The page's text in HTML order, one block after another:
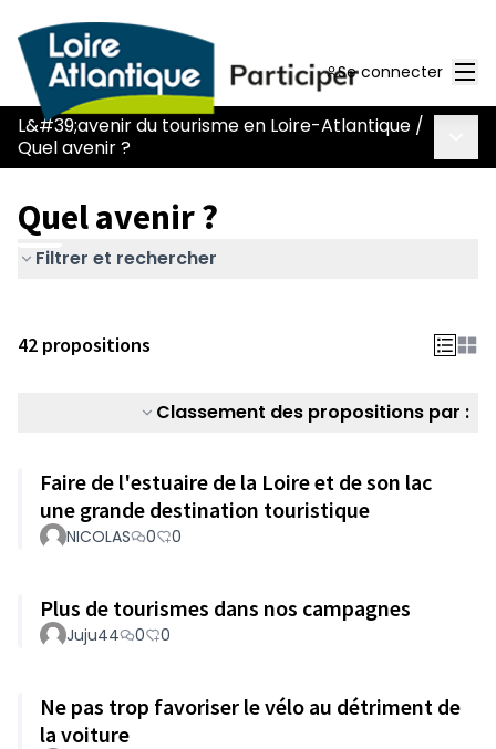
Se connecter
L&#39;avenir du tourisme en Loire-Atlantique /
Quel avenir ?
Quel avenir ?
Filtrer et rechercher
42 propositions
Classement des propositions par :
Faire de l'estuaire de la Loire et de son lac
une grande destination touristique
NICOLAS 0 0
Plus de tourismes dans nos campagnes
Juju44 0 0
Ne pas trop favoriser le vélo au détriment de
la voiture